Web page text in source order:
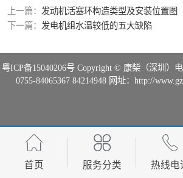
上一篇： 发动机活塞环构造类型及安装位置图
下一篇： 发电机组水温较低的五大缺陷
粤ICP备15040206号 Copyright © 康柴（深圳）
0755-84065367 84214948 网址：http://
首页 服务分类 热线电